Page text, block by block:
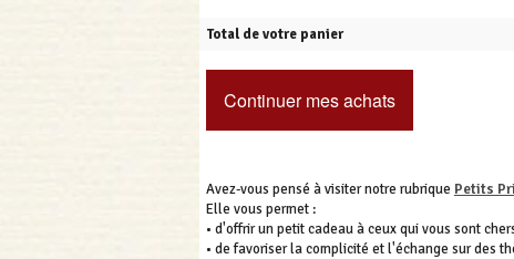
Total de votre panier
Continuer mes achats
Avez-vous pensé à visiter notre rubrique Petits
Elle vous permet :
• d'offrir un petit cadeau à ceux qui vous sont
• de favoriser la complicité et l'échange sur des